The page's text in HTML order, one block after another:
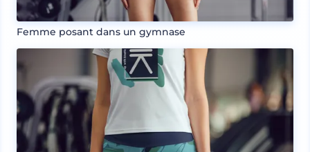
Femme posant dans un gymnase